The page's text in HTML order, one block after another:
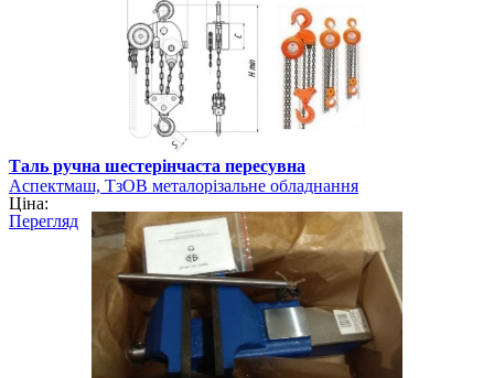
Таль ручна шестерінчаста пересувна
Аспектмаш, ТзОВ металорізальне обладнання
Ціна:
Перегляд